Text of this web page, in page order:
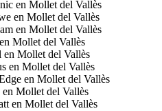
en Mollet del Vallès
en Mollet del Vallès
en Mollet del Vallès
Mollet del Vallès
en Mollet del Vallès
en Mollet del Vallès
en Mollet del Vallès
Mollet del Vallès
en Mollet del Vallès